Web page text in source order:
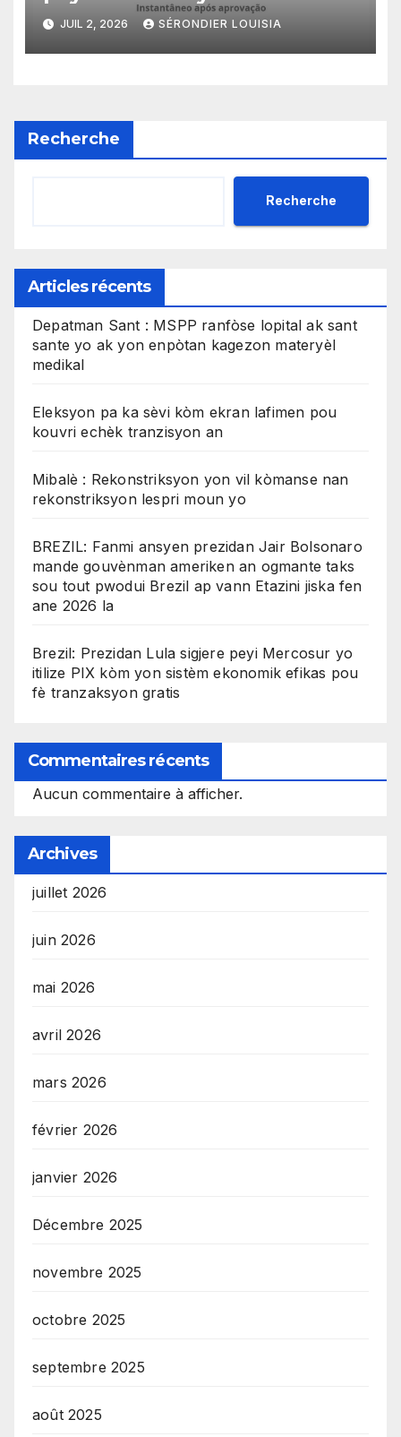
kòm yon sistèm ekonomik
efikas pou fè tranzaksyon
gratis
JUIL 2, 2026 SÉRONDIER LOUISIA
Recherche
Recherche
Articles récents
Depatman Sant : MSPP ranfòse lopital ak sant
sante yo ak yon enpòtan kagezon materyèl
medikal
Eleksyon pa ka sèvi kòm ekran lafimen pou
kouvri echèk tranzisyon an
Mibalè : Rekonstriksyon yon vil kòmanse nan
rekonstriksyon lespri moun yo
BREZIL: Fanmi ansyen prezidan Jair Bolsonaro
mande gouvènman ameriken an ogmante taks
sou tout pwodui Brezil ap vann Etazini jiska fen
ane 2026 la
Brezil: Prezidan Lula sigjere peyi Mercosur yo
itilize PIX kòm yon sistèm ekonomik efikas pou
fè tranzaksyon gratis
Commentaires récents
Aucun commentaire à afficher.
Archives
juillet 2026
juin 2026
mai 2026
avril 2026
mars 2026
février 2026
janvier 2026
Décembre 2025
novembre 2025
octobre 2025
septembre 2025
août 2025